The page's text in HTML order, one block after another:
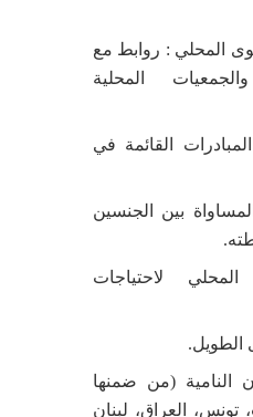
المحلي : روابط مع
المحلية
القائمة في
بين الجنسين
لاحتياجات
الطويل.
النامية (من ضمنها
، تونس، العراق، لبنان